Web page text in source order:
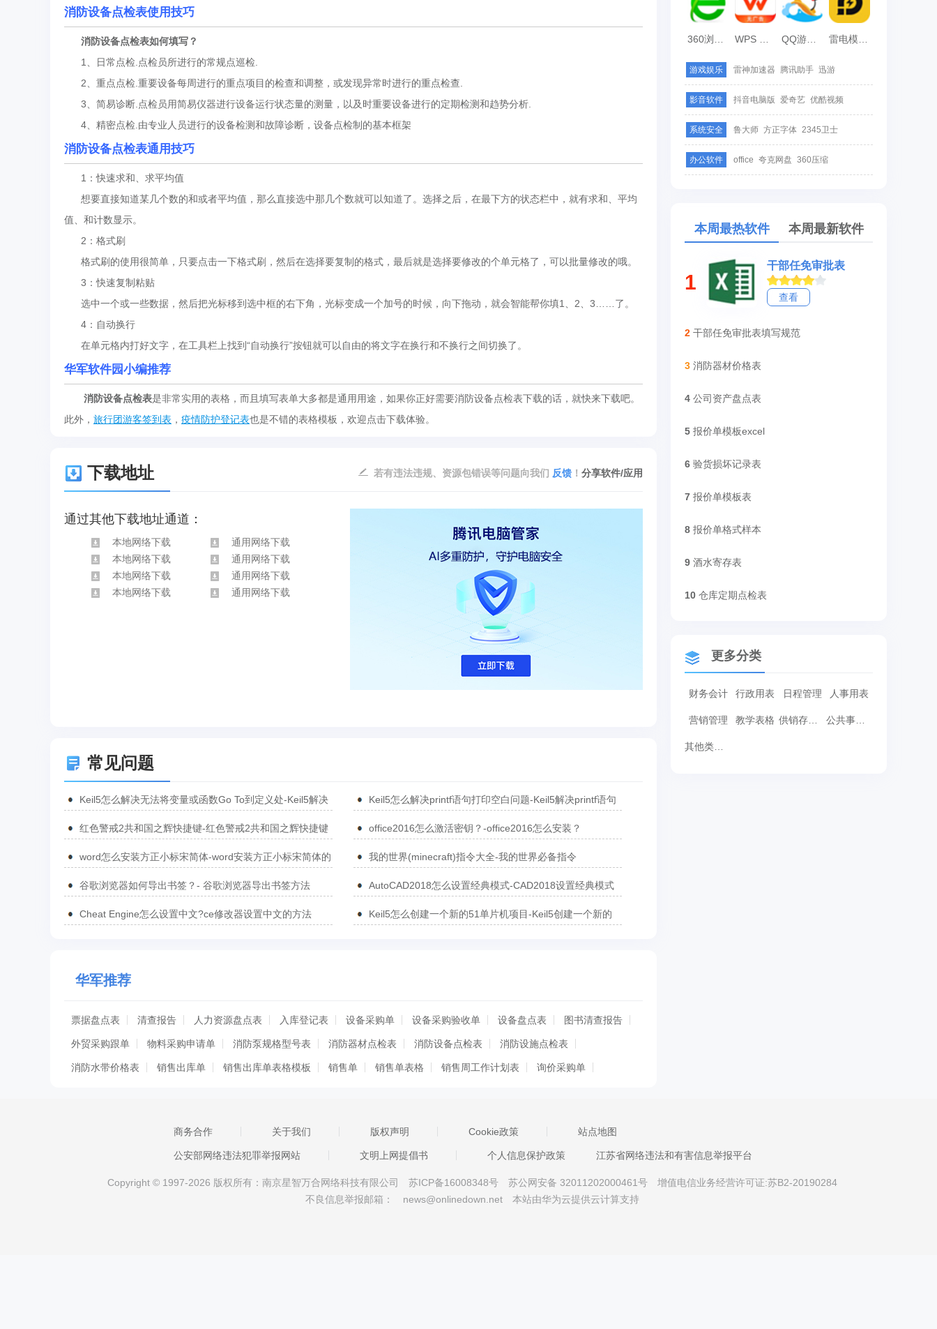
消防设备点检表使用技巧
消防设备点检表如何填写？
1、日常点检.点检员所进行的常规点巡检.
2、重点点检.重要设备每周进行的重点项目的检查和调整，或发现异常时进行的重点检查.
3、简易诊断.点检员用简易仪器进行设备运行状态量的测量，以及时重要设备进行的定期检测和趋势分析.
4、精密点检.由专业人员进行的设备检测和故障诊断，设备点检制的基本框架
消防设备点检表通用技巧
1：快速求和、求平均值
想要直接知道某几个数的和或者平均值，那么直接选中那几个数就可以知道了。选择之后，在最下方的状态栏中，就有求和、平均
值、和计数显示。
2：格式刷
格式刷的使用很简单，只要点击一下格式刷，然后在选择要复制的格式，最后就是选择要修改的个单元格了，可以批量修改的哦。
3：快速复制粘贴
选中一个或一些数据，然后把光标移到选中框的右下角，光标变成一个加号的时候，向下拖动，就会智能帮你填1、2、3……了。
4：自动换行
在单元格内打好文字，在工具栏上找到“自动换行”按钮就可以自由的将文字在换行和不换行之间切换了。
华军软件园小编推荐
消防设备点检表是非常实用的表格，而且填写表单大多都是通用用途，如果你正好需要消防设备点检表下载的话，就快来下载吧。
此外， 旅行团游客签到表 ， 疫情防护登记表也是不错的表格模板，欢迎点击下载体验。
下载地址 分享软件/应用
若有违法违规、资源包错误等问题向我们 反馈 ！
通过其他下载地址通道：
本地网络下载
通用网络下载
本地网络下载
通用网络下载
本地网络下载
通用网络下载
本地网络下载
通用网络下载
常见问题
Keil5怎么解决无法将变量或函数Go To到定义处-Keil5解决
Keil5怎么解决printf语句打印空白问题-Keil5解决printf语句
红色警戒2共和国之辉快捷键-红色警戒2共和国之辉快捷键
office2016怎么激活密钥？-office2016怎么安装？
word怎么安装方正小标宋简体-word安装方正小标宋简体的
我的世界(minecraft)指令大全-我的世界必备指令
谷歌浏览器如何导出书签？- 谷歌浏览器导出书签方法
AutoCAD2018怎么设置经典模式-CAD2018设置经典模式
Cheat Engine怎么设置中文?ce修改器设置中文的方法
Keil5怎么创建一个新的51单片机项目-Keil5创建一个新的
华军推荐
票据盘点表 清查报告 人力资源盘点表 入库登记表 设备采购单 设备采购验收单 设备盘点表 图书清查报告
外贸采购跟单 物料采购申请单 消防泵规格型号表 消防器材点检表 消防设备点检表 消防设施点检表
消防水带价格表 销售出库单 销售出库单表格模板 销售单 销售单表格 销售周工作计划表 询价采购单
仓库领用登记表 仓库进出明细表 仓库计划表 仓库管理表 仓库登记表 仓库出库表
采购需求单 采购项目验收单 采购审批单 采购入库单 采购单格式表格 采购单样本
采购结算单 采购请购单
雷电模拟器
游戏娱乐 雷神加速器 腾讯助手 迅游
影音软件 抖音电脑版 爱奇艺 优酷视频
系统安全 鲁大师 方正字体 2345卫士
办公软件 office 夸克网盘 360压缩
本周最热软件 本周最新软件
1
干部任免审批表
查看
2 干部任免审批表填写规范
3 消防器材价格表
4 公司资产盘点表
5 报价单模板excel
6 验货损坏记录表
7 报价单模板表
8 报价单格式样本
9 酒水寄存表
10 仓库定期点检表
更多分类
财务会计 行政用表 日程管理 人事用表
营销管理 教学表格 公共事务表格
商务合作 关于我们 版权声明 Cookie政策 站点地图
公安部网络违法犯罪举报网站 文明上网提倡书 个人信息保护政策 江苏省网络违法和有害信息举报平台
Copyright © 1997-2026 版权所有：南京星智万合网络科技有限公司 苏ICP备16008348号 苏公网安备 32011202000461号
增值电信业务经营许可证:苏B2-20190284
不良信息举报邮箱：
news@onlinedown.net 本站由华为云提供云计算支持